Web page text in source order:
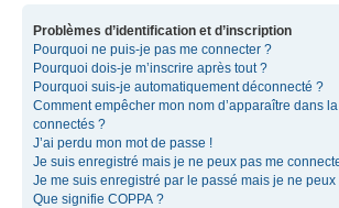
Problèmes d’identification et d’inscription
Pourquoi ne puis-je pas me connecter ?
Pourquoi dois-je m’inscrire après tout ?
Pourquoi suis-je automatiquement déconnecté ?
Comment empêcher mon nom d’apparaître dans
connectés ?
J’ai perdu mon mot de passe !
Je suis enregistré mais je ne peux pas me
Je me suis enregistré par le passé mais je ne
Que signifie COPPA ?